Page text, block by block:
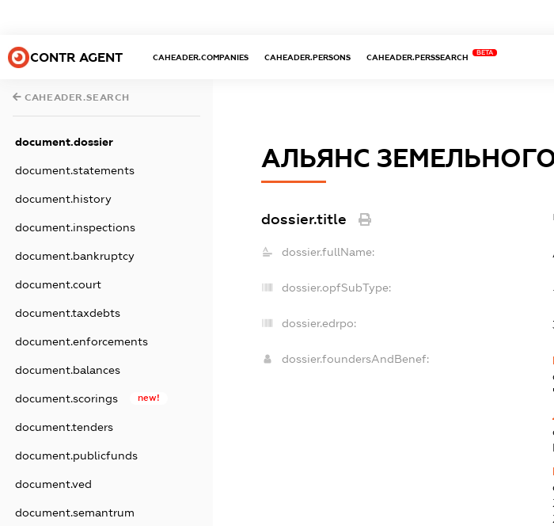
CONTR AGENT CAHEADER.COMPANIES CAHEADER.PERSONS CAHEADER.PERSSEARCH
BETA
CAHEADER.SEARCH
document.dossier
document.statements
document.history
document.inspections
document.bankruptcy
document.court
document.taxdebts
document.enforcements
document.balances
document.scorings new!
document.tenders
document.publicfunds
document.ved
document.semantrum
АЛЬЯНС
dossier.title
dossier.fullName:
dossier.opfSubType:
dossier.edrpo:
dossier.foundersAndBenef: